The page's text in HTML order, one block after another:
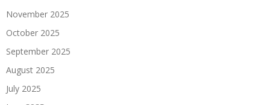
November 2025
October 2025
September 2025
August 2025
July 2025